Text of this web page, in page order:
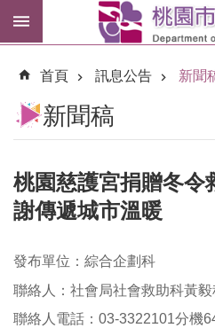
跳到主要內容區塊
紓
區
市
卡
進
搜
尋
首頁 訊息公告 新聞
新聞稿
桃園慈護宮捐贈冬
謝傳遞城市溫暖
發布單位：綜合企劃科
聯絡人：社會局社會救助科黃
聯絡人電話：03-3322101分機